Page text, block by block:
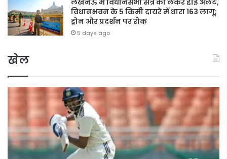
विधानभवन के 5 किमी दायरे में धारा 163 लागू;
ड्रोन और प्रदर्शन पर रोक
5 days ago
खेल